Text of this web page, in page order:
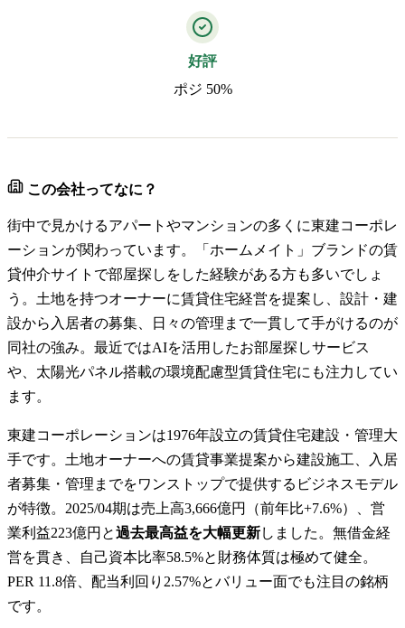
好評
ポジ 50%
この会社ってなに？
街中で見かけるアパートやマンションの多くに東建コーポレ
ーションが関わっています。「ホームメイト」ブランドの賃
貸仲介サイトで部屋探しをした経験がある方も多いでしょ
う。土地を持つオーナーに賃貸住宅経営を提案し、設計・建
設から入居者の募集、日々の管理まで一貫して手がけるのが
同社の強み。最近ではAIを活用したお部屋探しサービス
や、太陽光パネル搭載の環境配慮型賃貸住宅にも注力してい
ます。
東建コーポレーションは1976年設立の賃貸住宅建設・管理大
手です。土地オーナーへの賃貸事業提案から建設施工、入居
者募集・管理までをワンストップで提供するビジネスモデル
が特徴。2025/04期は売上高3,666億円（前年比+7.6%）、営
業利益223億円と過去最高益を大幅更新しました。無借金経
営を貫き、自己資本比率58.5%と財務体質は極めて健全。
PER 11.8倍、配当利回り2.57%とバリュー面でも注目の銘柄
です。